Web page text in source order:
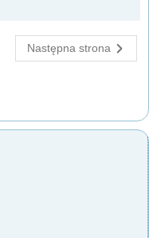
Następna strona